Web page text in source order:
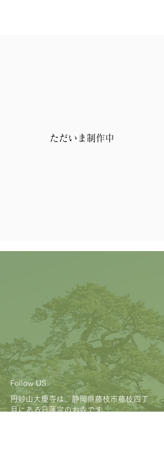
ただいま制作中
Follow US
円妙山大慶寺は、静岡県藤枝市藤枝四丁
目にある日蓮宗のお寺です。